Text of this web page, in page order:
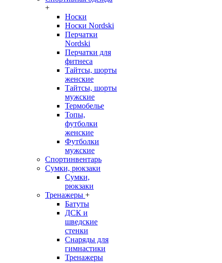
+
Носки
Носки Nordski
Перчатки
Nordski
Перчатки для
фитнеса
Тайтсы, шорты
женские
Тайтсы, шорты
мужские
Термобелье
Топы,
футболки
женские
Футболки
мужские
Спортинвентарь
Сумки, рюкзаки
Сумки,
рюкзаки
Тренажеры +
Батуты
ДСК и
шведские
стенки
Снаряды для
гимнастики
Тренажеры